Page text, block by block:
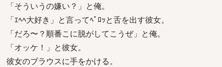
「そういうの嫌い？」と俺。
「ｴﾍﾍ大好き」と言ってﾍﾟﾛｯと舌を出す彼女。
「だろ〜？順番こに脱がしてこうぜ」と俺。
「オッケ！」と彼女。
彼女のブラウスに手をかける。